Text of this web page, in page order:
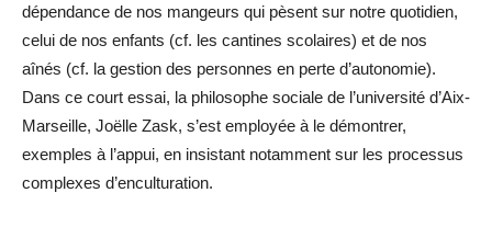
dépendance de nos mangeurs qui pèsent sur notre quotidien,
celui de nos enfants (cf. les cantines scolaires) et de nos
aînés (cf. la gestion des personnes en perte d’autonomie).
Dans ce court essai, la philosophe sociale de l’université d’Aix-
Marseille, Joëlle Zask, s’est employée à le démontrer,
exemples à l’appui, en insistant notamment sur les processus
complexes d’enculturation.